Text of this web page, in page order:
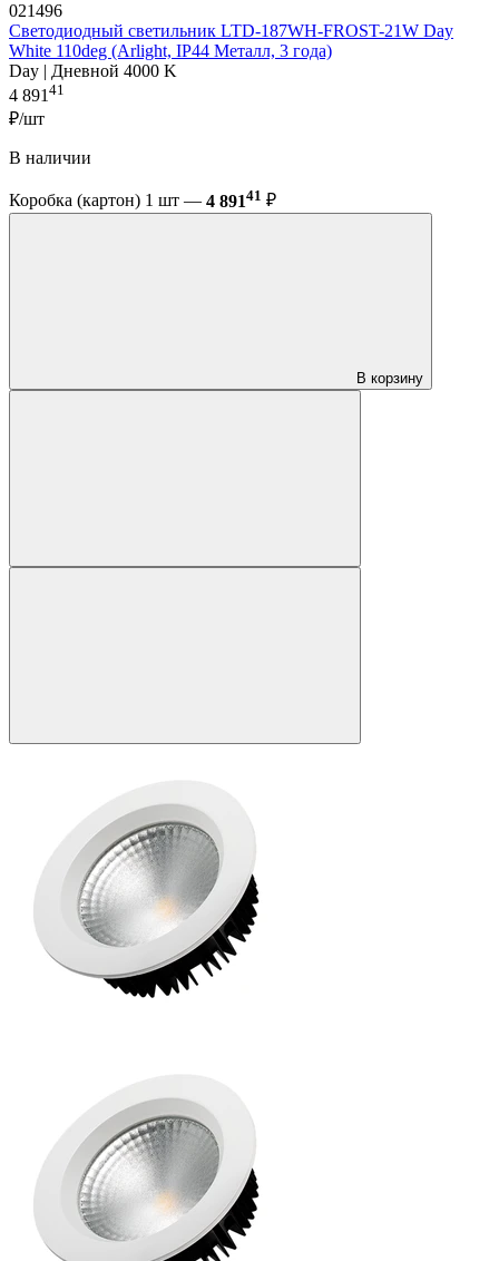
021496
Светодиодный светильник LTD-187WH-FROST-21W Day
White 110deg (Arlight, IP44 Металл, 3 года)
Day | Дневной 4000 K
4 891 41
₽/шт
В наличии
Коробка (картон) 1 шт — 4 89141 ₽
В корзину